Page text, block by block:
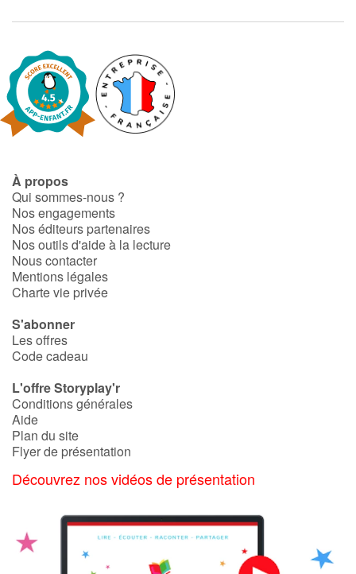
À propos
Qui sommes-nous ?
Nos engagements
Nos éditeurs partenaires
Nos outils d'aide à la lecture
Nous contacter
Mentions légales
Charte vie privée
S'abonner
Les offres
Code cadeau
L'offre Storyplay'r
Conditions générales
Aide
Plan du site
Flyer de présentation
Découvrez nos vidéos de présentation